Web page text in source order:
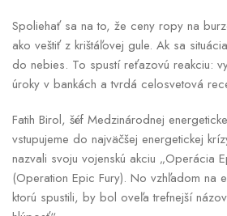
Spoliehať sa na to, že ceny ropy na
ako veštiť z krištáľovej gule. Ak sa
do nebies. To spustí reťazovú reakciu:
úroky v bankách a tvrdá celosvetová
Fatih Birol, šéf Medzinárodnej
vstupujeme do najväčšej energetickej
nazvali svoju vojenskú akciu „Operácia
(Operation Epic Fury). No vzhľadom na
ktorú spustili, by bol oveľa trefnejší